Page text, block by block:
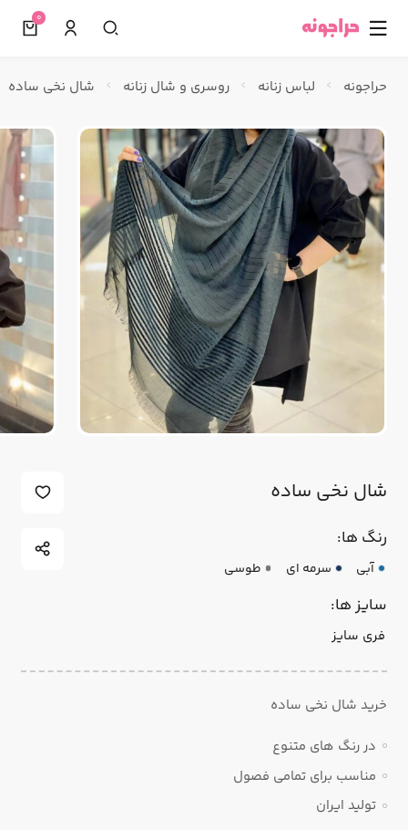
☰
0
حراجونه لباس زنانه روسری و شال زنانه شال نخی ساده
شال نخی ساده
رنگ ها:
آبی سرمه ای طوسی
سایز ها:
فری سایز
خرید شال نخی ساده
در رنگ های متنوع
مناسب برای تمامی فصول
تولید ایران